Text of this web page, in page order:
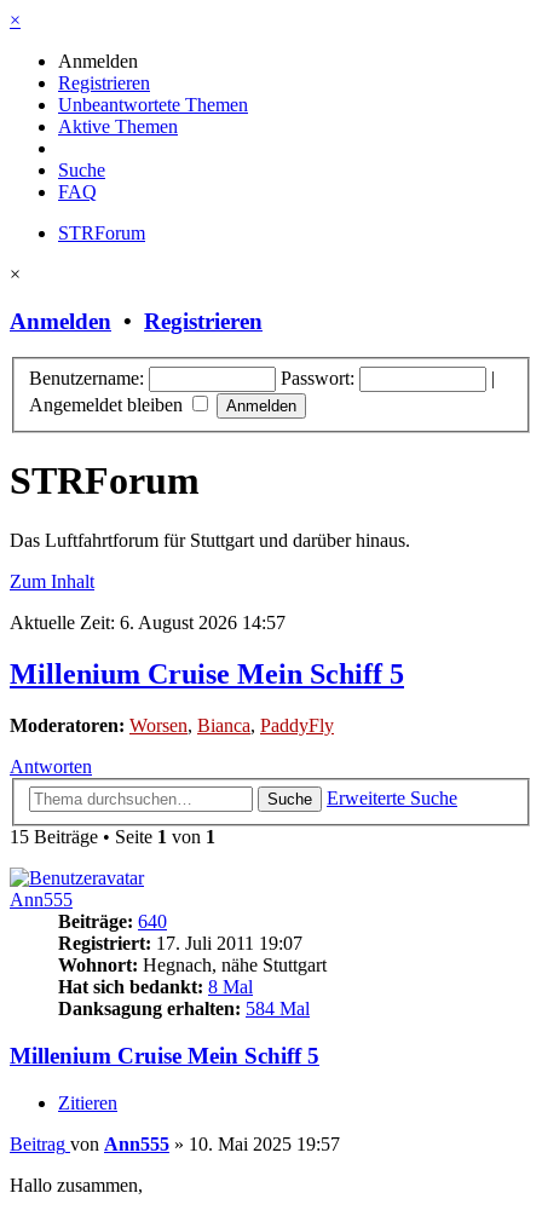
×
Anmelden
Registrieren
Unbeantwortete Themen
Aktive Themen
Suche
FAQ
STRForum
×
Anmelden • Registrieren
Benutzername: Passwort:
|
Angemeldet bleiben
STRForum
Das Luftfahrtforum für Stuttgart und darüber hinaus.
Zum Inhalt
Aktuelle Zeit: 6. August 2026 14:57
Millenium Cruise Mein Schiff 5
Moderatoren: Worsen, Bianca, PaddyFly
Antworten
Suche
Erweiterte Suche
15 Beiträge • Seite 1 von 1
Ann555
Beiträge: 640
Registriert: 17. Juli 2011 19:07
Wohnort: Hegnach, nähe Stuttgart
Hat sich bedankt: 8 Mal
Danksagung erhalten: 584 Mal
Millenium Cruise Mein Schiff 5
Zitieren
Beitrag von Ann555 » 10. Mai 2025 19:57
Hallo zusammen,